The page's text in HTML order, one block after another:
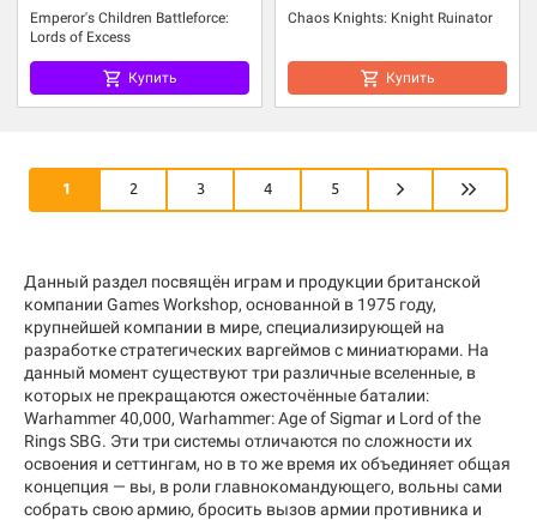
Emperor's Children Battleforce:
Lords of Excess
Купить
Chaos Knights: Knight Ruinator
Купить
1 2 3 4 5
Данный раздел посвящён играм и продукции британской
компании Games Workshop, основанной в 1975 году,
крупнейшей компании в мире, специализирующей на
разработке стратегических варгеймов с миниатюрами. На
данный момент существуют три различные вселенные, в
которых не прекращаются ожесточённые баталии:
Warhammer 40,000, Warhammer: Age of Sigmar и Lord of the
Rings SBG. Эти три системы отличаются по сложности их
освоения и сеттингам, но в то же время их объединяет общая
концепция — вы, в роли главнокомандующего, вольны сами
собрать свою армию, бросить вызов армии противника и